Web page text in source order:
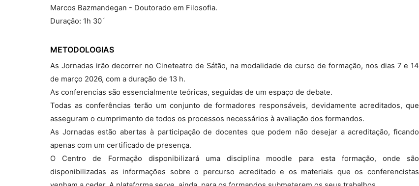
Marcos Bazmandegan - Doutorado em Filosofia.
Duração: 1h 30´
METODOLOGIAS
As Jornadas irão decorrer no Cineteatro de Sátão, na modalidade de curso de formação, nos dias 7 e 14
de março 2026, com a duração de 13 h.
As conferencias são essencialmente teóricas, seguidas de um espaço de debate.
Todas as conferências terão um conjunto de formadores responsáveis, devidamente acreditados, que
asseguram o cumprimento de todos os processos necessários à avaliação dos formandos.
As Jornadas estão abertas à participação de docentes que podem não desejar a acreditação, ficando
apenas com um certificado de presença.
O Centro de Formação disponibilizará uma disciplina moodle para esta formação, onde são
disponibilizadas as informações sobre o percurso acreditado e os materiais que os conferencistas